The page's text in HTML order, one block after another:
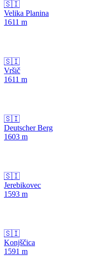
🇸🇮
Velika Planina
1611 m
🇸🇮
Vršič
1611 m
🇸🇮
Deutscher Berg
1603 m
🇸🇮
Jerebikovec
1593 m
🇸🇮
Konjščica
1591 m